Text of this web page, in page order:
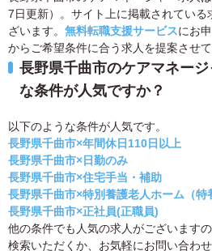
7日更新）。サイト上に掲載されてい
ざいます。 無料転職支援サービスにお
からご希望条件に合う求人を提案させて
長野県千曲市のケアマネー
な条件が人気ですか？
以下のような条件が人気です。
長野県千曲市×年間休日110日以上
長野県千曲市×日勤のみ
長野県千曲市×住宅手当・補助
長野県千曲市×特別養護老人ホーム（特
長野県千曲市×正社員(正職員)
他の条件でも人気の求人がございます
検索いただくか、お気軽にお問い合わせ